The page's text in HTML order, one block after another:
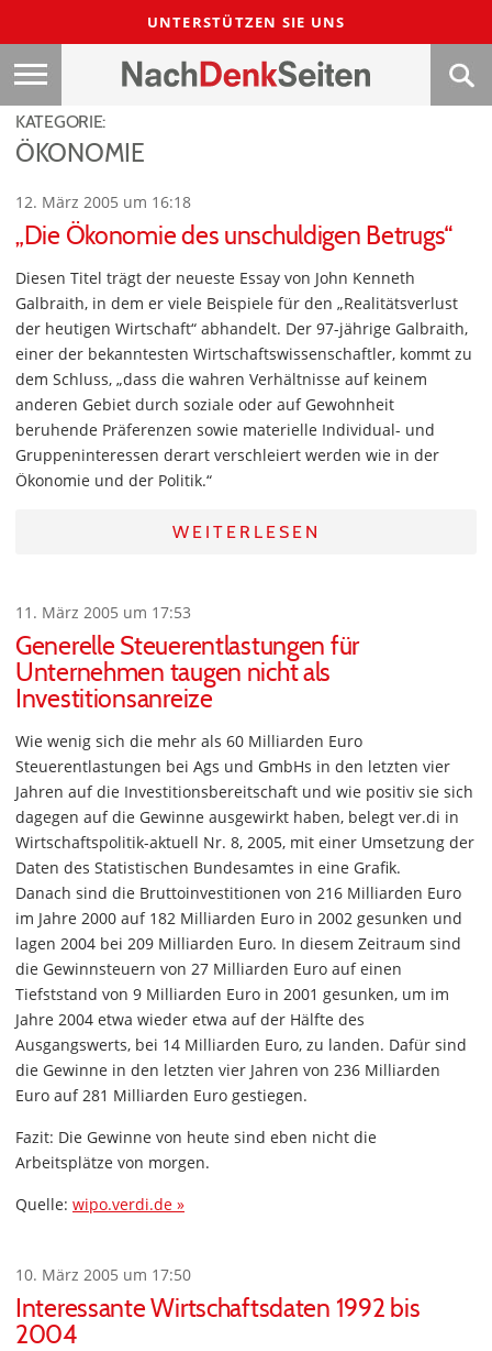
UNTERSTÜTZEN SIE UNS
KATEGORIE:
ÖKONOMIE
12. März 2005 um 16:18
„Die Ökonomie des unschuldigen Betrugs“
Diesen Titel trägt der neueste Essay von John Kenneth
Galbraith, in dem er viele Beispiele für den „Realitätsverlust
der heutigen Wirtschaft“ abhandelt. Der 97-jährige Galbraith,
einer der bekanntesten Wirtschaftswissenschaftler, kommt zu
dem Schluss, „dass die wahren Verhältnisse auf keinem
anderen Gebiet durch soziale oder auf Gewohnheit
beruhende Präferenzen sowie materielle Individual- und
Gruppeninteressen derart verschleiert werden wie in der
Ökonomie und der Politik.“
WEITERLESEN
11. März 2005 um 17:53
Generelle Steuerentlastungen für
Unternehmen taugen nicht als
Investitionsanreize
Wie wenig sich die mehr als 60 Milliarden Euro
Steuerentlastungen bei Ags und GmbHs in den letzten vier
Jahren auf die Investitionsbereitschaft und wie positiv sie sich
dagegen auf die Gewinne ausgewirkt haben, belegt ver.di in
Wirtschaftspolitik-aktuell Nr. 8, 2005, mit einer Umsetzung der
Daten des Statistischen Bundesamtes in eine Grafik.
Danach sind die Bruttoinvestitionen von 216 Milliarden Euro
im Jahre 2000 auf 182 Milliarden Euro in 2002 gesunken und
lagen 2004 bei 209 Milliarden Euro. In diesem Zeitraum sind
die Gewinnsteuern von 27 Milliarden Euro auf einen
Tiefststand von 9 Milliarden Euro in 2001 gesunken, um im
Jahre 2004 etwa wieder etwa auf der Hälfte des
Ausgangswerts, bei 14 Milliarden Euro, zu landen. Dafür sind
die Gewinne in den letzten vier Jahren von 236 Milliarden
Euro auf 281 Milliarden Euro gestiegen.
Fazit: Die Gewinne von heute sind eben nicht die
Arbeitsplätze von morgen.
Quelle: wipo.verdi.de »
10. März 2005 um 17:50
Interessante Wirtschaftsdaten 1992 bis
2004